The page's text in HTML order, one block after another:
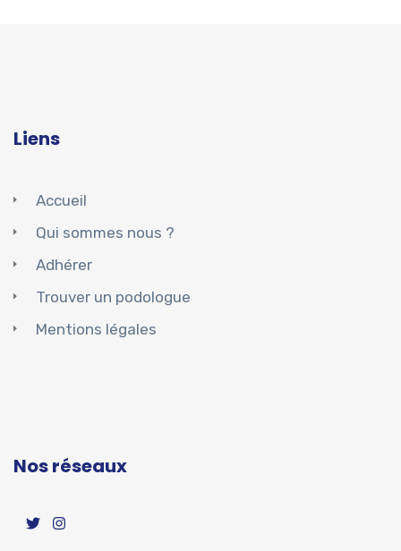
Liens
Accueil
Qui sommes nous ?
Adhérer
Trouver un podologue
Mentions légales
Nos réseaux